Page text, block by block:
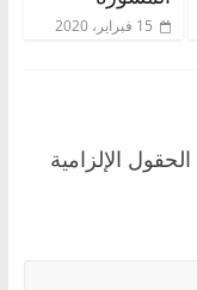
15 فبراير، 2020
الحقول الإلزامية